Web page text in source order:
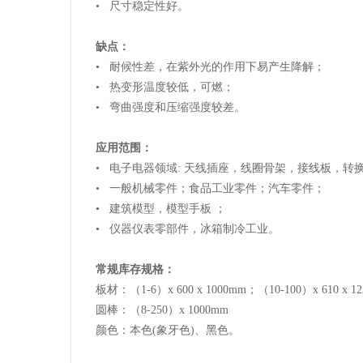
• 尺寸稳定性好。
缺点：
• 耐候性差，在紫外光的作用下易产生降解；
• 热变形温度较低，可燃；
• 弯曲强度和压缩强度较差。
应用范围：
• 电子电器领域: 天线插座，线圈骨架，接线板，转
• 一般机械零件；食品工业零件；汽车零件；
• 建筑模型，模型手板 ；
• 仪器仪表零部件，冰箱制冷工业。
常规库存规格：
板材：（1-6）x 600 x 1000mm；（10-100）x 610 x
圆棒：（8-250）x 1000mm
颜色：本色(象牙色)、黑色。